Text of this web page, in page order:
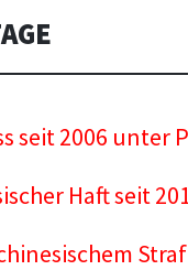
seit 2006 unter
Haft seit